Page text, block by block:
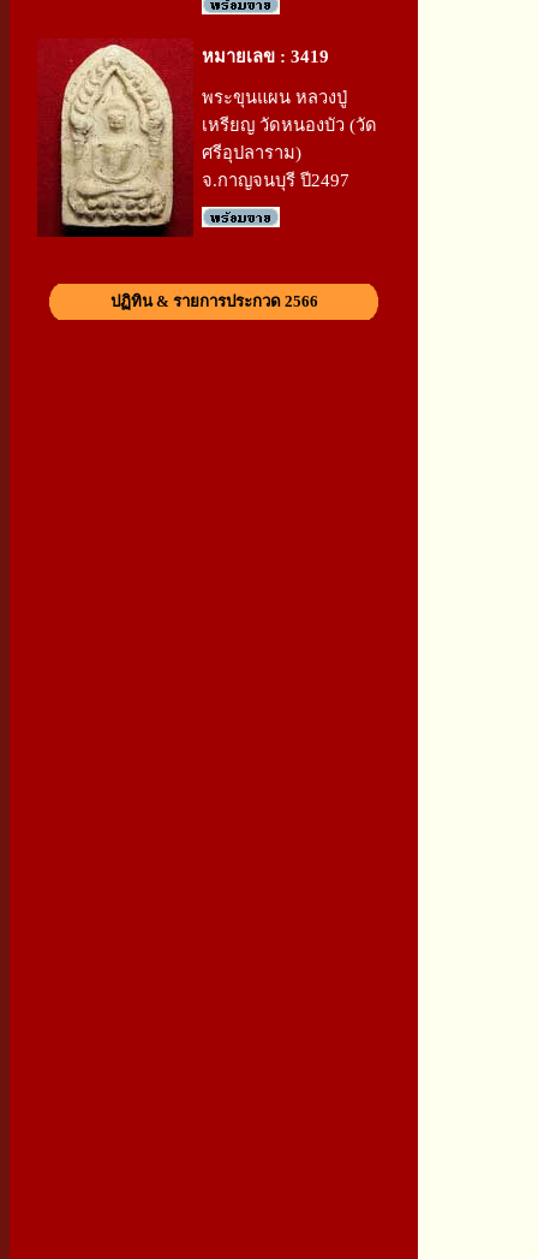
หมายเลข : 3419
พระขุนแผน หลวงปู่
เหรียญ วัดหนองบัว (วัด
ศรีอุปลาราม)
จ.กาญจนบุรี ปี2497
ปฏิทิน & รายการประกวด 2566